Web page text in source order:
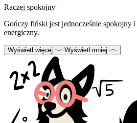
Raczej spokojny
Gończy fiński jest jednocześnie spokojny i
energiczny.
Wyświetl więcej Wyświetl mniej